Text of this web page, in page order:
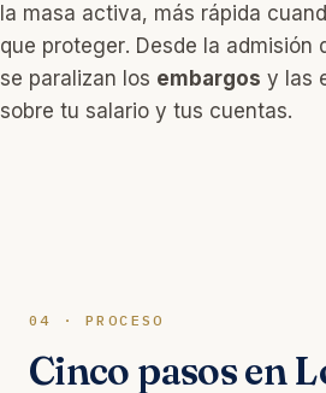
la masa activa, más rápida
que proteger. Desde la admisión
se paralizan los embargos y las
sobre tu salario y tus cuentas.
04 · PROCESO
Cinco pasos en